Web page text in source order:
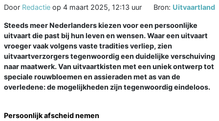
Door Redactie op 4 maart 2025, 12:13 uur Bron: Uitvaartland
Steeds meer Nederlanders kiezen voor een persoonlijke
uitvaart die past bij hun leven en wensen. Waar een uitvaart
vroeger vaak volgens vaste tradities verliep, zien
uitvaartverzorgers tegenwoordig een duidelijke verschuiving
naar maatwerk. Van uitvaartkisten met een uniek ontwerp tot
speciale rouwbloemen en assieraden met as van de
overledene: de mogelijkheden zijn tegenwoordig eindeloos.
Persoonlijk afscheid nemen